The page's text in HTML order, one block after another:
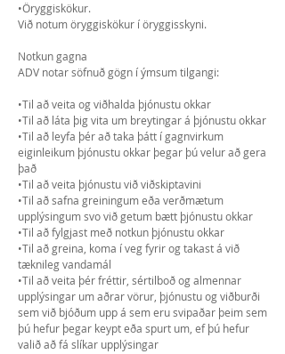
•Öryggiskökur.
Við notum öryggiskökur í öryggisskyni.
Notkun gagna
ADV notar söfnuð gögn í ýmsum tilgangi:
•Til að veita og viðhalda þjónustu okkar
•Til að láta þig vita um breytingar á þjónustu okkar
•Til að leyfa þér að taka þátt í gagnvirkum
eiginleikum þjónustu okkar þegar þú velur að gera
það
•Til að veita þjónustu við viðskiptavini
•Til að safna greiningum eða verðmætum
upplýsingum svo við getum bætt þjónustu okkar
•Til að fylgjast með notkun þjónustu okkar
•Til að greina, koma í veg fyrir og takast á við
tæknileg vandamál
•Til að veita þér fréttir, sértilboð og almennar
upplýsingar um aðrar vörur, þjónustu og viðburði
sem við bjóðum upp á sem eru svipaðar þeim sem
þú hefur þegar keypt eða spurt um, ef þú hefur
valið að fá slíkar upplýsingar